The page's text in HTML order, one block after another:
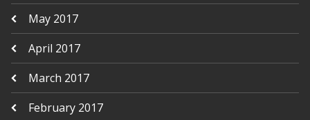
May 2017
April 2017
March 2017
February 2017